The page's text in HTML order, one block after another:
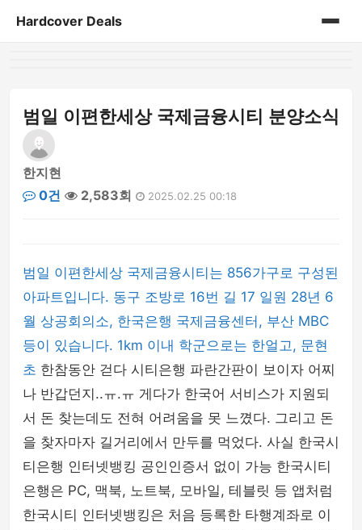
Hardcover Deals
범일 이편한세상 국제금융시티 분양소식
한지현
0건
2,583회 2025.02.25 00:18
범일 이편한세상 국제금융시티는 856가구로 구성된
아파트입니다. 동구 조방로 16번 길 17 일원 28년 6
월 상공회의소, 한국은행 국제금융센터, 부산 MBC
등이 있습니다. 1km 이내 학군으로는 한얼고, 문현
초 한참동안 걷다 시티은행 파란간판이 보이자 어찌
나 반갑던지..ㅠ.ㅠ 게다가 한국어 서비스가 지원되
서 돈 찾는데도 전혀 어려움을 못 느꼈다. 그리고 돈
을 찾자마자 길거리에서 만두를 먹었다. 사실 한국시
티은행 인터넷뱅킹 공인인증서 없이 가능 한국시티
은행은 PC, 맥북, 노트북, 모바일, 테블릿 등 앱처럼
한국시티 인터넷뱅킹은 처음 등록한 타행계좌로 이